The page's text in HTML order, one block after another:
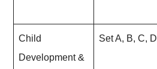
Child
Development &
Set A, B, C, D